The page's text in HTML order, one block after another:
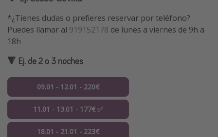
*¿Tienes dudas o prefieres reservar por teléfono?
Puedes llamar al 919152178 de lunes a viernes de 9h a
18h
🔻 Ej. de 2 o 3 noches
09.01 - 12.01 - 220€
11.01 - 13.01 - 177€ ✅
18.01 - 21.01 - 223€